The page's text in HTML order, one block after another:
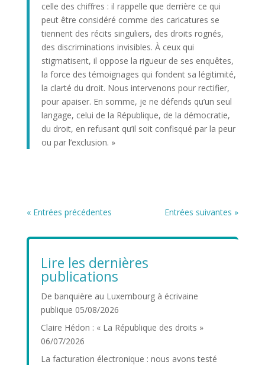
celle des chiffres : il rappelle que derrière ce qui
peut être considéré comme des caricatures se
tiennent des récits singuliers, des droits rognés,
des discriminations invisibles. À ceux qui
stigmatisent, il oppose la rigueur de ses enquêtes,
la force des témoignages qui fondent sa légitimité,
la clarté du droit. Nous intervenons pour rectifier,
pour apaiser. En somme, je ne défends qu’un seul
langage, celui de la République, de la démocratie,
du droit, en refusant qu’il soit confisqué par la peur
ou par l’exclusion. »
« Entrées précédentes Entrées suivantes »
Lire les dernières
publications
De banquière au Luxembourg à écrivaine
publique 05/08/2026
Claire Hédon : « La République des droits »
06/07/2026
La facturation électronique : nous avons testé